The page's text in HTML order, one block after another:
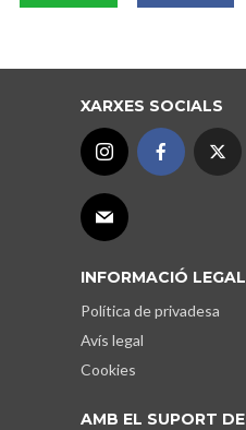
XARXES SOCIALS
INFORMACIÓ LEGAL
Política de privadesa
Avís legal
Cookies
AMB EL SUPORT DE